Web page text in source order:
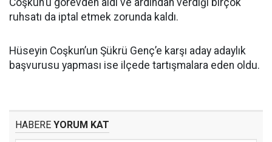
Coşkun’u görevden aldı ve ardından verdiği birçok
ruhsatı da iptal etmek zorunda kaldı.
Hüseyin Coşkun’un Şükrü Genç’e karşı aday adaylık
başvurusu yapması ise ilçede tartışmalara eden oldu.
HABERE YORUM KAT